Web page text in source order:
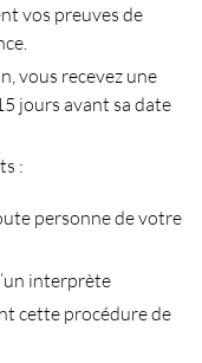
vos preuves de
vous recevez une
jours avant sa date
:
personne de votre
interprète
cette procédure de